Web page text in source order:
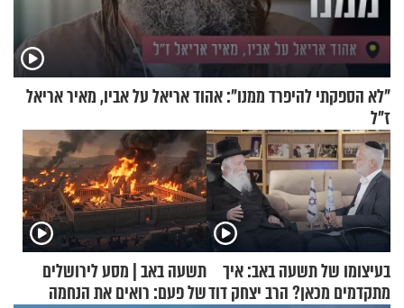
"לא הספקתי להיפרד ממנו": אהוד אריאל על אביו, מאיר אריאל
ז"ל
בעיצומו של תשעה באב: איך
מתקדמים מכאן? הרב יצחק דוד
תשעה באב | מסע לירושלים
של פעם: רואים את הנחמה